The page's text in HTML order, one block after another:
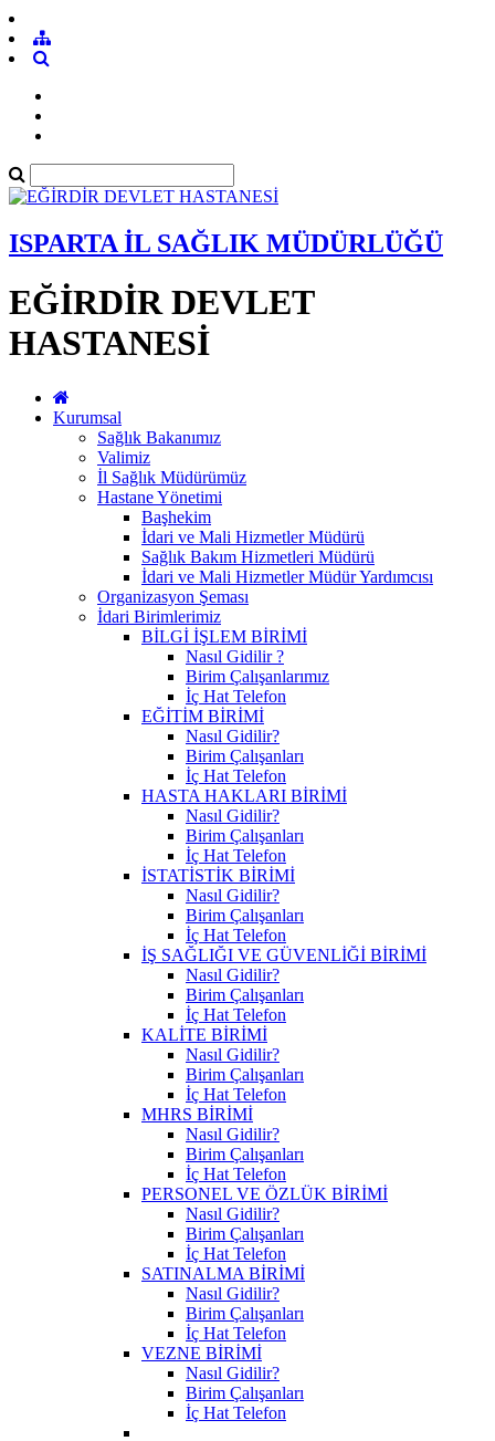
ISPARTA İL SAĞLIK MÜDÜRLÜĞÜ
EĞİRDİR DEVLET
HASTANESİ
Kurumsal
Sağlık Bakanımız
Valimiz
İl Sağlık Müdürümüz
Hastane Yönetimi
Başhekim
İdari ve Mali Hizmetler Müdürü
Sağlık Bakım Hizmetleri Müdürü
İdari ve Mali Hizmetler Müdür Yardımcısı
Organizasyon Şeması
İdari Birimlerimiz
BİLGİ İŞLEM BİRİMİ
Nasıl Gidilir ?
Birim Çalışanlarımız
İç Hat Telefon
EĞİTİM BİRİMİ
Nasıl Gidilir?
Birim Çalışanları
İç Hat Telefon
HASTA HAKLARI BİRİMİ
Nasıl Gidilir?
Birim Çalışanları
İç Hat Telefon
İSTATİSTİK BİRİMİ
Nasıl Gidilir?
Birim Çalışanları
İç Hat Telefon
İŞ SAĞLIĞI VE GÜVENLİĞİ BİRİMİ
Nasıl Gidilir?
Birim Çalışanları
İç Hat Telefon
KALİTE BİRİMİ
Nasıl Gidilir?
Birim Çalışanları
İç Hat Telefon
MHRS BİRİMİ
Nasıl Gidilir?
Birim Çalışanları
İç Hat Telefon
PERSONEL VE ÖZLÜK BİRİMİ
Nasıl Gidilir?
Birim Çalışanları
İç Hat Telefon
SATINALMA BİRİMİ
Nasıl Gidilir?
Birim Çalışanları
İç Hat Telefon
VEZNE BİRİMİ
Nasıl Gidilir?
Birim Çalışanları
İç Hat Telefon